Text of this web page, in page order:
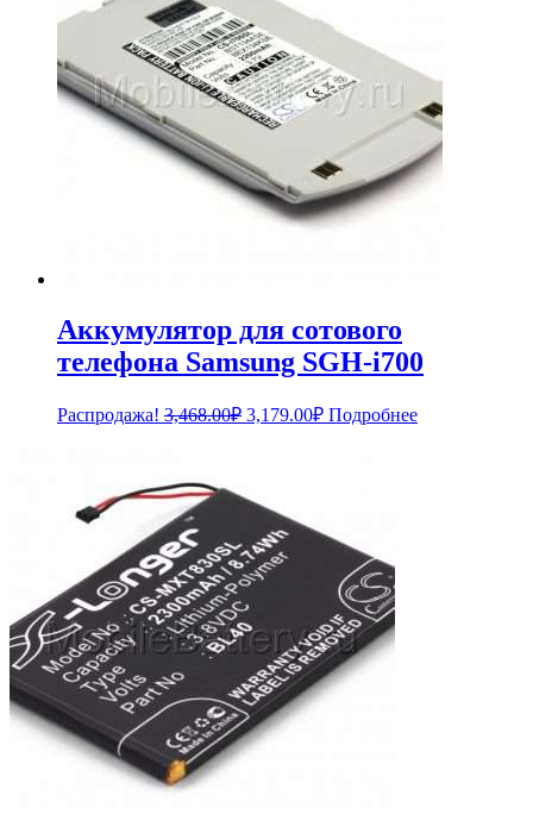
Аккумулятор для сотового
телефона Samsung SGH-i700
Распродажа! 3,468.00₽ Первоначальная
3,179.00₽Текущая
Подробнее